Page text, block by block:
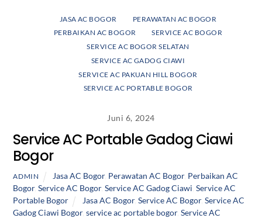
JASA AC BOGOR
PERAWATAN AC BOGOR
PERBAIKAN AC BOGOR
SERVICE AC BOGOR
SERVICE AC BOGOR SELATAN
SERVICE AC GADOG CIAWI
SERVICE AC PAKUAN HILL BOGOR
SERVICE AC PORTABLE BOGOR
Juni 6, 2024
Service AC Portable Gadog Ciawi
Bogor
ADMIN Jasa AC Bogor, Perawatan AC Bogor, Perbaikan AC
Bogor,Service AC Bogor,Service AC Gadog Ciawi ,Service AC
Portable Bogor
Jasa AC Bogor, Service AC Bogor, Service AC
Gadog Ciawi Bogor,service ac portable bogor,Service AC